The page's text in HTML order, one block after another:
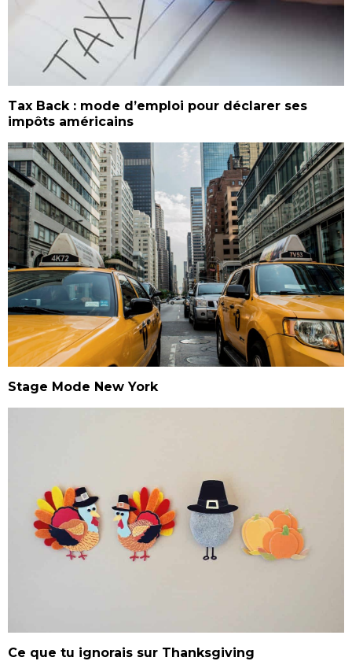
Tax Back : mode d’emploi pour déclarer ses
impôts américains
Stage Mode New York
Ce que tu ignorais sur Thanksgiving